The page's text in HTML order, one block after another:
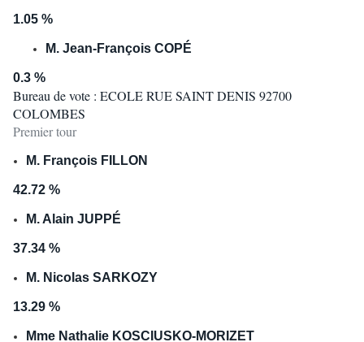
1.05 %
M. Jean-François COPÉ
0.3 %
Bureau de vote : ECOLE RUE SAINT DENIS 92700
COLOMBES
Premier tour
M. François FILLON
42.72 %
M. Alain JUPPÉ
37.34 %
M. Nicolas SARKOZY
13.29 %
Mme Nathalie KOSCIUSKO-MORIZET